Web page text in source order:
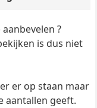
?
is dus niet
er op staan maar
aantallen geeft.